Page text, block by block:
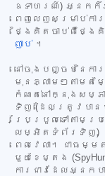
ឧទាហរណ៍) អ្នកក៏
ពេញលេញសម្រាប់កា
ថ្ងៃគិតចាប់ពីថ្ង
ញាប់ ។
នៅចុងបញ្ចប់នៃក
មុនភ្លាមៗតាមតម្
កំណត់នៅក្នុងសម្ភ
ទិញ (ដែលត្រូវបាន
ប្រែប្រួលទៅតាម
លម្អិតទំព័រទិញ) ប្
ពេលវេលា។ ជាធម្ម
មួយខែម្តង
ការជាវដែលអ្ន